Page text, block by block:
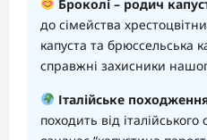
Броколі – родич
до сімейства
капуста та брюссельська
справжні захисники
Італійське
походить від